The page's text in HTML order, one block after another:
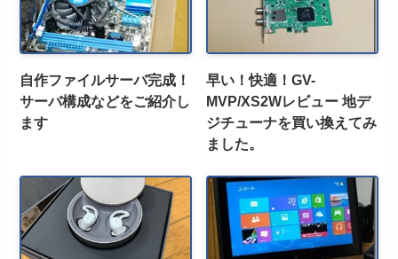
自作ファイルサーバ完成！
サーバ構成などをご紹介し
ます
早い！快適！GV-
MVP/XS2Wレビュー 地デ
ジチューナを買い換えてみ
ました。